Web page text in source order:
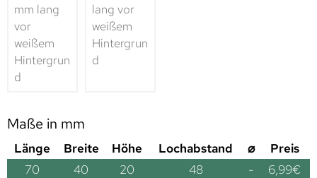
Maße in mm
Länge Breite Höhe Lochabstand ⌀
Preis
70
40 20 48 - 6,99€